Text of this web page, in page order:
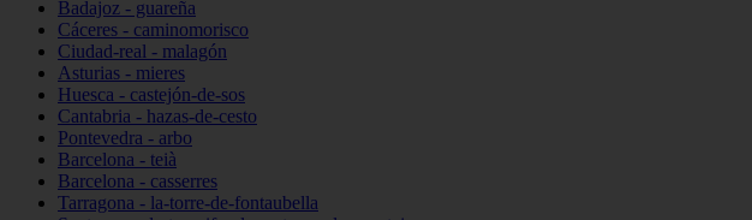
Badajoz - guareña
Cáceres - caminomorisco
Ciudad-real - malagón
Asturias - mieres
Huesca - castejón-de-sos
Cantabria - hazas-de-cesto
Pontevedra - arbo
Barcelona - teià
Barcelona - casserres
Tarragona - la-torre-de-fontaubella